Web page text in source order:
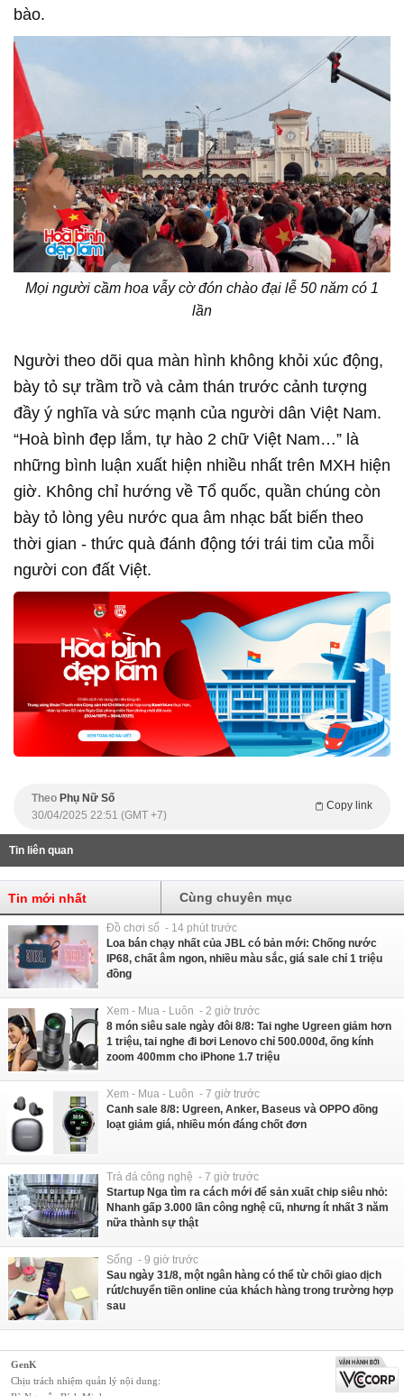
bào.
Mọi người cầm hoa vẫy cờ đón chào đại lễ 50 năm có 1
lần
Người theo dõi qua màn hình không khỏi xúc động,
bày tỏ sự trầm trồ và cảm thán trước cảnh tượng
đầy ý nghĩa và sức mạnh của người dân Việt Nam.
“Hoà bình đẹp lắm, tự hào 2 chữ Việt Nam…” là
những bình luận xuất hiện nhiều nhất trên MXH hiện
giờ. Không chỉ hướng về Tổ quốc, quần chúng còn
bày tỏ lòng yêu nước qua âm nhạc bất biến theo
thời gian - thức quà đánh động tới trái tim của mỗi
người con đất Việt.
Theo Phụ Nữ Số
Copy link
30/04/2025 22:51 (GMT +7)
Tin liên quan
Tin mới nhất Cùng chuyên mục
Đồ chơi số - 14 phút trước
Loa bán chạy nhất của JBL có bản mới: Chống nước
IP68, chất âm ngon, nhiều màu sắc, giá sale chỉ 1 triệu
đồng
Xem - Mua - Luôn - 2 giờ trước
8 món siêu sale ngày đôi 8/8: Tai nghe Ugreen giảm hơn
1 triệu, tai nghe đi bơi Lenovo chỉ 500.000đ, ống kính
zoom 400mm cho iPhone 1.7 triệu
Xem - Mua - Luôn - 7 giờ trước
Canh sale 8/8: Ugreen, Anker, Baseus và OPPO đồng
loạt giảm giá, nhiều món đáng chốt đơn
Trà đá công nghệ - 7 giờ trước
Startup Nga tìm ra cách mới để sản xuất chip siêu nhỏ:
Nhanh gấp 3.000 lần công nghệ cũ, nhưng ít nhất 3 năm
nữa thành sự thật
Sống - 9 giờ trước
Sau ngày 31/8, một ngân hàng có thể từ chối giao dịch
rút/chuyển tiền online của khách hàng trong trường hợp
sau
GenK
Chịu trách nhiệm quản lý nội dung: